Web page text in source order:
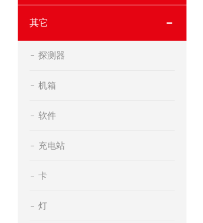
其它
探测器
机箱
软件
充电站
卡
灯